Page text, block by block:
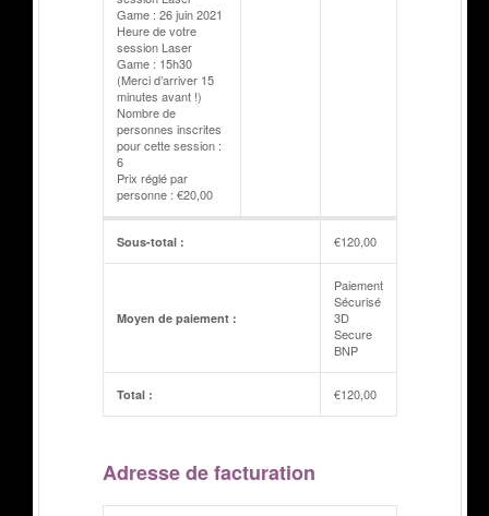
Game : 26 juin 2021
Heure de votre
session Laser
Game : 15h30
(Merci d’arriver 15
minutes avant !)
Nombre de
personnes inscrites
pour cette session :
6
Prix réglé par
personne : €20,00
Sous-total : €120,00
Moyen de paiement :
Paiement
Sécurisé
3D
Secure
BNP
Total : €120,00
Adresse de facturation